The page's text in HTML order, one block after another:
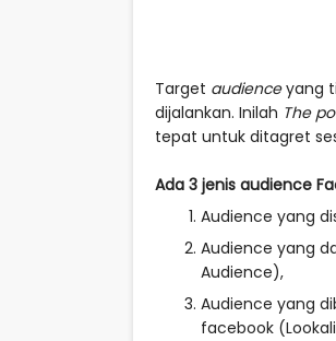
Target audienceyang
dijalankan. Inilah The
tepat untuk ditagret
Ada 3 jenis audience
Audience yang
Audience yang
Audience),⁣
Audience yang
facebook